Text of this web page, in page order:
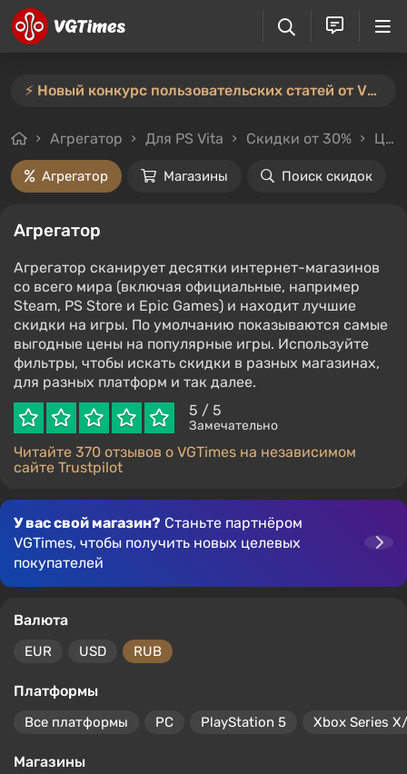
⚡️ Новый конкурс пользовательских статей от VGTimes — участвуйте тут ⚡️
Агрегатор Для PS Vita Скидки от 30% Цены до 500₽
Агрегатор Магазины Поиск скидок
Агрегатор
Агрегатор сканирует десятки интернет-магазинов
со всего мира (включая официальные, например
Steam, PS Store и Epic Games) и находит лучшие
скидки на игры. По умолчанию показываются самые
выгодные цены на популярные игры. Используйте
фильтры, чтобы искать скидки в разных магазинах,
для разных платформ и так далее.
5 / 5
Замечательно
Читайте 370 отзывов о VGTimes на независимом
сайте Trustpilot
У вас свой магазин? Станьте партнёром
VGTimes, чтобы получить новых целевых
покупателей
Валюта
EUR USD RUB
Платформы
Все платформы PC PlayStation 5 Xbox Series
Магазины